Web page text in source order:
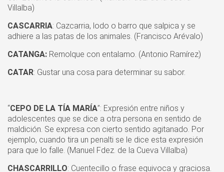
Villalba)
CASCARRIA: Cazcarria, lodo o barro que salpica y se
adhiere a las patas de los animales. (Francisco Arévalo)
CATANGA: Remolque con entalamo. (Antonio Ramírez)
CATAR: Gustar una cosa para determinar su sabor.
“CEPO DE LA TÍA MARÍA”: Expresión entre niños y
adolescentes que se dice a otra persona en sentido de
maldición. Se expresa con cierto sentido agitanado. Por
ejemplo, cuando tira un penalti se le dice esta expresión
para que lo falle. (Manuel Fdez. de la Cueva Villalba)
CHASCARRILLO: Cuentecillo o frase equivoca y graciosa.